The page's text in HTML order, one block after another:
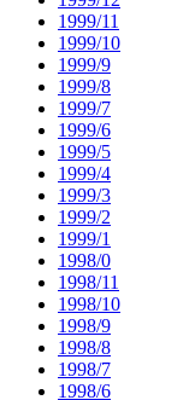
1999/11
1999/10
1999/9
1999/8
1999/7
1999/6
1999/5
1999/4
1999/3
1999/2
1999/1
1998/0
1998/11
1998/10
1998/9
1998/8
1998/7
1998/6